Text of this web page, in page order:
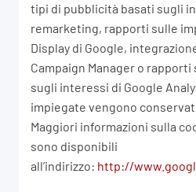
tipi di pubblicità basati sugli
remarketing, rapporti sulle
Display di Google,
Campaign Manager o
sugli interessi di Google
impiegate vengono
Maggiori informazioni sulla
sono disponibili
all’indirizzo: http://